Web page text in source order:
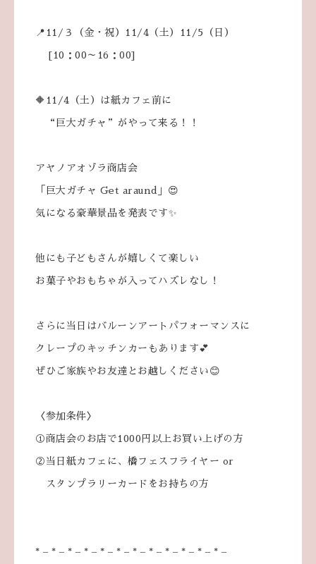
📍11/３（金・祝）11/4（土）11/5（日）
[10：00～16：00]
🔶11/4（土）は紙カフェ前に
“巨大ガチャ”がやって来る！！
アヤノアオゾラ商店会
「巨大ガチャ Get araund」😍
気になる豪華景品を発表です✨
他にも子どもさんが嬉しくて楽しい
お菓子やおもちゃが入ってハズレなし！
さらに当日はバルーンアートパフォーマンスに
クレープのキッチンカーもあります💕
ぜひご家族やお友達とお越しください😊
〈参加条件〉
①商店会のお店で1000円以上お買い上げの方
②当日紙カフェに、橋フェスフライヤー or
スタンプラリーカードをお持ちの方
* – * – * – * – * – * – * – * – * – * – * – * –